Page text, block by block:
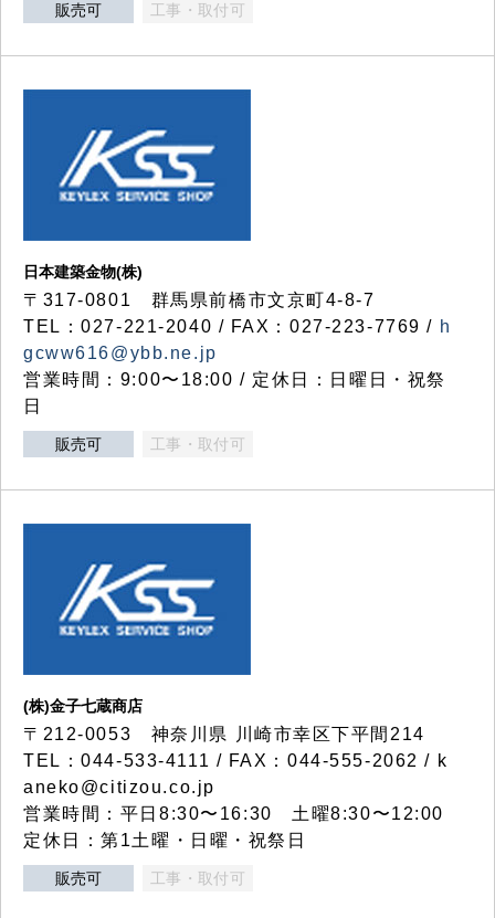
販売可 工事・取付可
日本建築金物(株)
〒317‐0801 群馬県前橋市文京町4-8-7
TEL：027-221-2040 / FAX：027-223-7769 / h
gcww616@ybb.ne.jp
営業時間：9:00〜18:00 / 定休日：日曜日・祝祭
日
販売可 工事・取付可
(株)金子七蔵商店
〒212-0053 神奈川県 川崎市幸区下平間214
TEL：044-533-4111 / FAX：044-555-2062 / k
aneko@citizou.co.jp
営業時間：平日8:30〜16:30 土曜8:30〜12:00
定休日：第1土曜・日曜・祝祭日
販売可 工事・取付可